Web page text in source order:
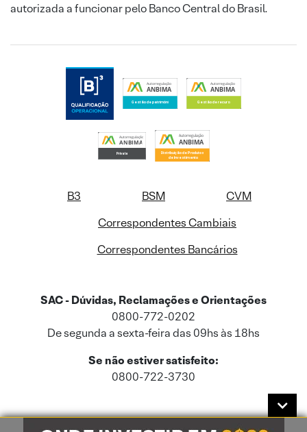
autorizada a funcionar pelo Banco Central do Brasil.
B3 BSM
CVM
Correspondentes Cambiais
Correspondentes Bancários
SAC - Dúvidas, Reclamações e Orientações
0800-772-0202
De segunda a sexta-feira das 09hs às 18hs
Se não estiver satisfeito:
0800-722-3730